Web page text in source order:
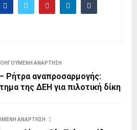
ΑΝΆΡΤΗΣΗ
Ρήτρα αναπροσαρμογής:
της ΔΕΗ για πιλοτική δίκη
ΑΝΆΡΤΗΣΗ